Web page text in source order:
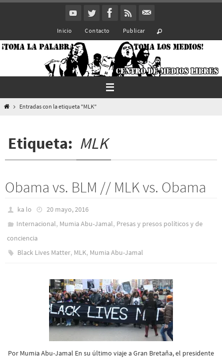
Inicio Contacto Publicar
InicioEntradas con la etiqueta "MLK"
Etiqueta: MLK
Obama vs. BLM // MLK vs. Obama
ka lo
20 mayo, 2016
Internacional, Mumia Abu-Jamal, Presas y presos polí­ticos y de
conciencia
Black Lives Matter, MLK, Mumia Abu-Jamal
Por Mumia Abu-Jamal En su último viaje a Gran Bretaña, el presidente